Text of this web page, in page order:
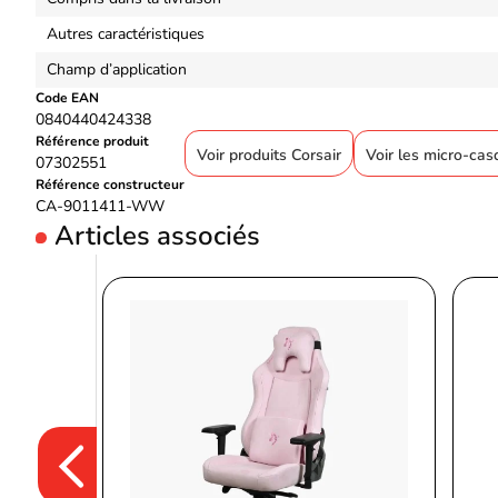
Autres caractéristiques
Champ d’application
Code EAN
0840440424338
Référence produit
07302551
Référence constructeur
CA-9011411-WW
Voir produits Corsair Voir les micro-
Articles associés